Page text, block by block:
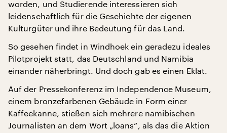
worden, und Studierende interessieren sich
leidenschaftlich für die Geschichte der eigenen
Kulturgüter und ihre Bedeutung für das Land.
So gesehen findet in Windhoek ein geradezu ideales
Pilotprojekt statt, das Deutschland und Namibia
einander näherbringt. Und doch gab es einen Eklat.
Auf der Pressekonferenz im Independence Museum,
einem bronzefarbenen Gebäude in Form einer
Kaffeekanne, stießen sich mehrere namibischen
Journalisten an dem Wort „loans“, als das die Aktion